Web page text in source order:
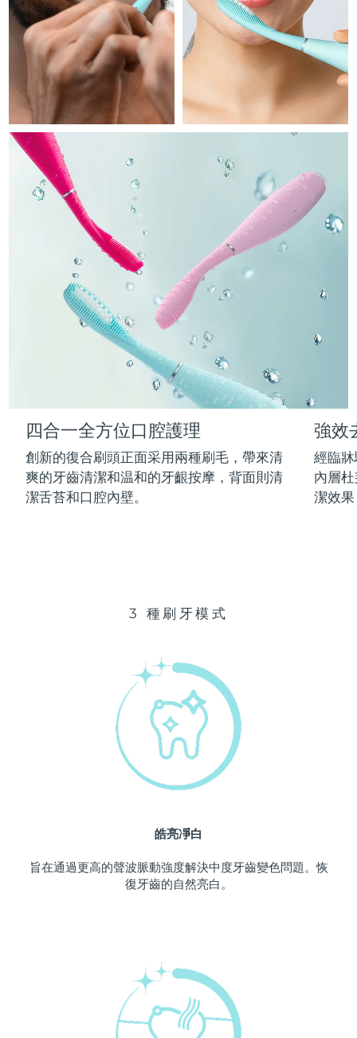
四合一全方位口腔護理
創新的復合刷頭正面采用兩種刷毛，帶來清
爽的牙齒清潔和温和的牙齦按摩，背面則清
潔舌苔和口腔內壁。
強效
經臨
內層
潔效
3 種刷牙模式
皓亮凈白
旨在通過更高的聲波脈動強度解決中度牙齒變色問題。恢
復牙齒的自然亮白。
FAQ™產品
All anti-aging treatments
FAQ™產品
All LED treatments
FAQ™ products
All toning treatments
PEACH™ 2
IPL hair removal
PEACH™ 2 go
Travel-friendly IPL hair removal
PEACH™ Cooling Prep Gel
Cooling IPL hair removal gel
LUNA™ 4 body
Massaging body brush
SUPERCHARGED™ serum
Firming body serum
痘肌護理
ESPADA™ 2 plus
Recurring acne LED therapy
ESPADA™ 2
ESPADA™ Blemish Solution
Concentrated acne gel
ESPADA™ 設備
All acne treatment devices
眼部護理
BEAR™ 2 eyes & lips
Microcurrent line smoothing device
IRIS™ 2
眼部護膚
Advanced eye care treatment
眼部護理設備
All revitalizing eye massagers
毛孔護理
Diamond microdermabrasion .
KIWI™
Blackhead remover
KIWI™ 皮肤护理
Advanced pore care essentials
護發
2-in-1 LED scalp massager
FLIP™ play advanced
LED light hairbrush
LUNA™ Dual-Peptide Scalp
Serum
For healthy hair
牙齒美白
NEW
issa™ Teeth Whitening Set
Dual LED + sonic device & 18% PAP gel
issa™ Teeth Whitening Gel
18% PAP
男士
直布羅陀 預計送達日期14/08/2026
希臘 預計送達日期10/08/2026
中國香港特別行政區 預計送達日期 11/08/2026
匈牙利 10/08/2026
冰島 預計送達日期 11/08/2026
預計送達日期08/08/2026
預計送達日期 10/08/2026
預計送達日期 12/08/2026
預計送達日期
預計送達日期13/08/2026
澤西島 15/08/2026
哈薩克 預計送達日期12/08/2026
中國澳門特別行政區 預計送達日期
預計送達日期
預計送達日期
預計送達日期
預計送達日期